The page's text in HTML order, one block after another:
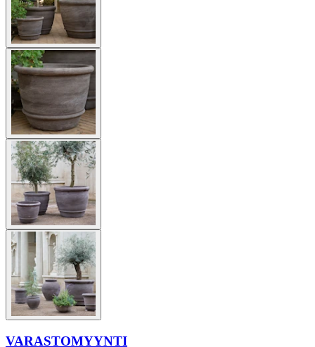
VARASTOMYYNTI